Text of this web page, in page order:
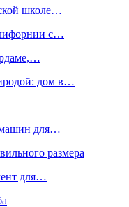
школе…
с…
дом в…
для…
размера
для…